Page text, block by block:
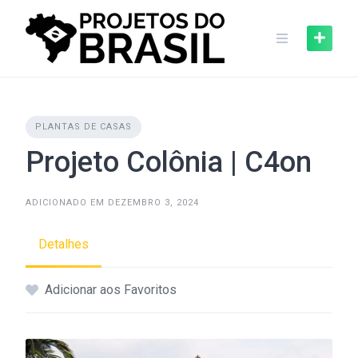
PLANTAS DE CASAS
Projeto Colônia | C4on
ADICIONADO EM DEZEMBRO 3, 2024
Detalhes
Adicionar aos Favoritos